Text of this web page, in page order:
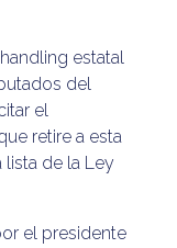
estatal
del
el
retire a esta
lista de la Ley
el presidente